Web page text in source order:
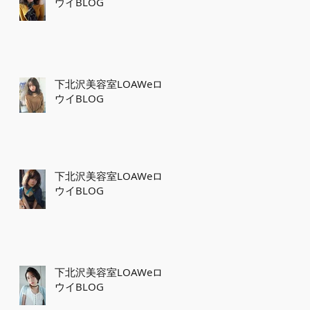
下北沢美容室LOAWeロ
ウイBLOG
下北沢美容室LOAWeロ
ウイBLOG
下北沢美容室LOAWeロ
ウイBLOG